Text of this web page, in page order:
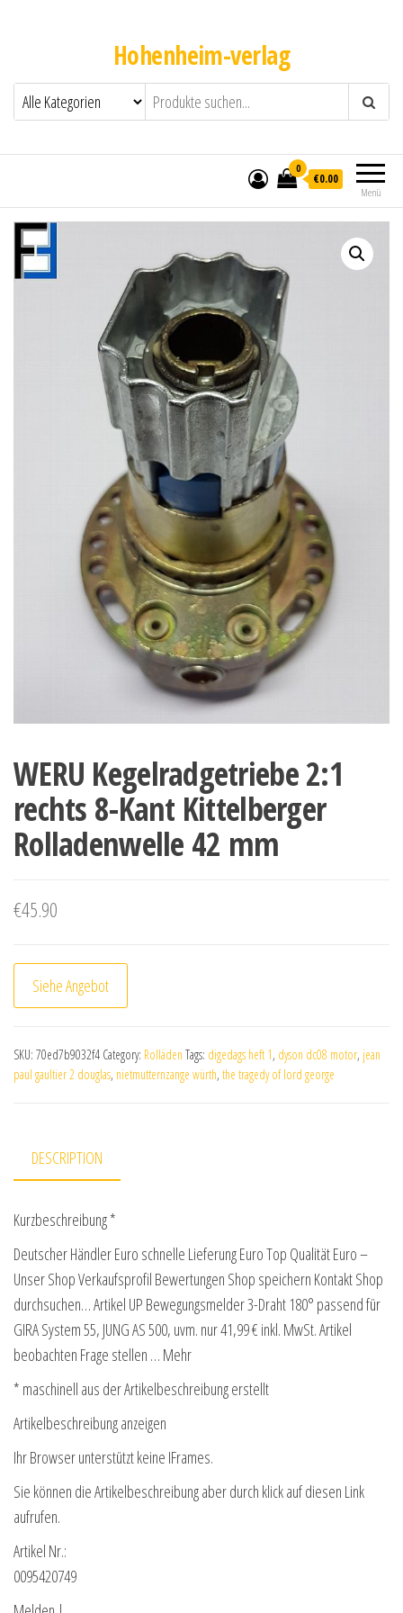
Hohenheim-verlag
Menü
0
€0.00
WERU Kegelradgetriebe 2:1
rechts 8-Kant Kittelberger
Rolladenwelle 42 mm
€45.90
Siehe Angebot
SKU: 70ed7b9032f4 Category: Rolläden Tags: digedags heft 1, dyson dc08 motor, jean
paul gaultier 2 douglas, nietmutternzange würth, the tragedy of lord george
DESCRIPTION
Kurzbeschreibung *
Deutscher Händler Euro schnelle Lieferung Euro Top Qualität Euro –
Unser Shop Verkaufsprofil Bewertungen Shop speichern Kontakt Shop
durchsuchen… Artikel UP Bewegungsmelder 3-Draht 180° passend für
GIRA System 55, JUNG AS 500, uvm. nur 41,99 € inkl. MwSt. Artikel
beobachten Frage stellen … Mehr
* maschinell aus der Artikelbeschreibung erstellt
Artikelbeschreibung anzeigen
Ihr Browser unterstützt keine IFrames.
Sie können die Artikelbeschreibung aber durch klick auf diesen Link
aufrufen.
Artikel Nr.:
0095420749